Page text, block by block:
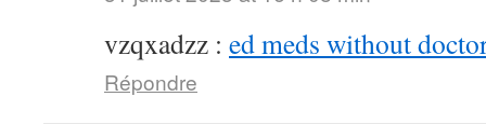
vzqxadzz : ed meds without
Répondre